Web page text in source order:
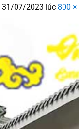
31/07/2023 lúc 800 ×